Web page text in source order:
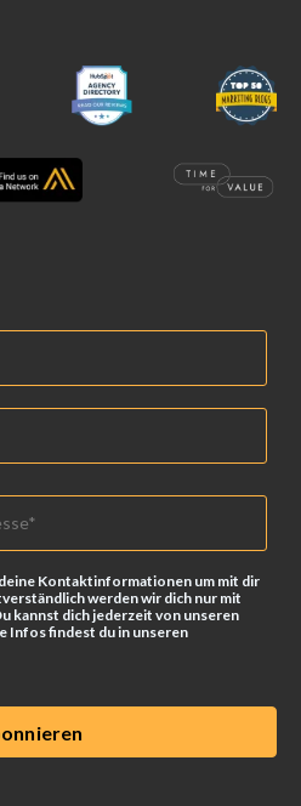
Kontaktinformationen um mit dir
werden wir dich nur mit
kannst dich jederzeit von unseren
Infos findest du in unseren